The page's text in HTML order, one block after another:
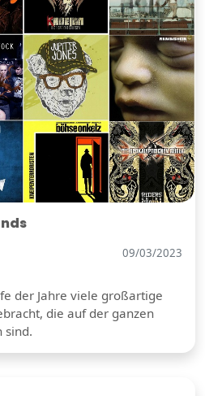
09/03/2023
der Jahre viele großartige
die auf der ganzen
sind.